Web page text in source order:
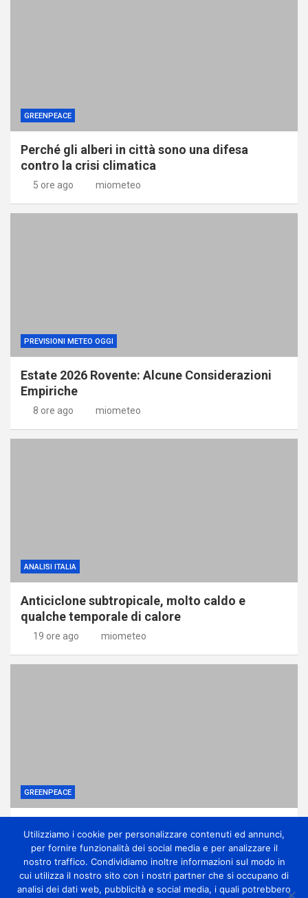
GREENPEACE
Perché gli alberi in città sono una difesa
contro la crisi climatica
5 ore ago miometeo
PREVISIONI METEO OGGI
Estate 2026 Rovente: Alcune Considerazioni
Empiriche
8 ore ago miometeo
ANALISI ITALIA
Anticiclone subtropicale, molto caldo e
qualche temporale di calore
19 ore ago miometeo
GREENPEACE
riforme sui pesticidi
1 giorno ago miometeo
Utilizziamo i cookie per personalizzare contenuti ed annunci,
per fornire funzionalità dei social media e per analizzare il
nostro traffico. Condividiamo inoltre informazioni sul modo in
cui utilizza il nostro sito con i nostri partner che si occupano di
analisi dei dati web, pubblicità e social media, i quali potrebbero